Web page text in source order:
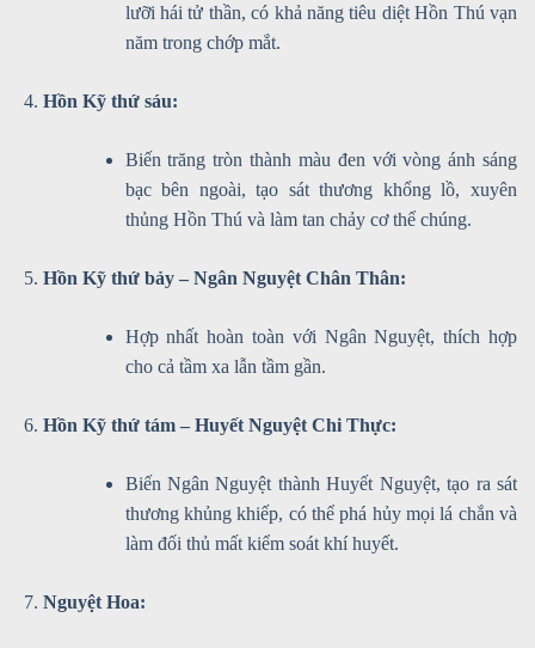
lưỡi hái tử thần, có khả năng tiêu diệt Hồn Thú vạn
năm trong chớp mắt.
Hồn Kỹ thứ sáu:
Biến trăng tròn thành màu đen với vòng ánh sáng
bạc bên ngoài, tạo sát thương khổng lồ, xuyên
thủng Hồn Thú và làm tan chảy cơ thể chúng.
Hồn Kỹ thứ bảy – Ngân Nguyệt Chân Thân:
Hợp nhất hoàn toàn với Ngân Nguyệt, thích hợp
cho cả tầm xa lẫn tầm gần.
Hồn Kỹ thứ tám – Huyết Nguyệt Chi Thực:
Biến Ngân Nguyệt thành Huyết Nguyệt, tạo ra sát
thương khủng khiếp, có thể phá hủy mọi lá chắn và
làm đối thủ mất kiểm soát khí huyết.
Nguyệt Hoa: